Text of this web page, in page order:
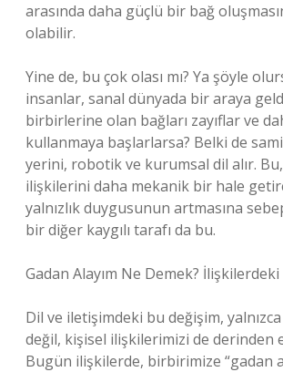
arasında daha güçlü bir bağ
olabilir.
Yine de, bu çok olası mı? Ya şöyle
insanlar, sanal dünyada bir araya
birbirlerine olan bağları zayıflar ve
kullanmaya başlarlarsa? Belki de
yerini, robotik ve kurumsal dil alır.
ilişkilerini daha mekanik bir hale
yalnızlık duygusunun artmasına
bir diğer kaygılı tarafı da bu.
Gadan Alayım Ne Demek?
Dil ve iletişimdeki bu değişim, yalnızca
değil, kişisel ilişkilerimizi de derinden
Bugün ilişkilerde, birbirimize “gadan